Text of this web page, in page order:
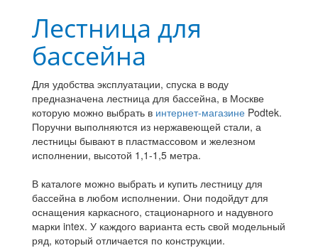
Лестница для
бассейна
Для удобства эксплуатации, спуска в воду
предназначена лестница для бассейна, в Москве
которую можно выбрать в интернет-магазине Podtek.
Поручни выполняются из нержавеющей стали, а
лестницы бывают в пластмассовом и железном
исполнении, высотой 1,1-1,5 метра.
В каталоге можно выбрать и купить лестницу для
бассейна в любом исполнении. Они подойдут для
оснащения каркасного, стационарного и надувного
марки intex. У каждого варианта есть свой модельный
ряд, который отличается по конструкции.